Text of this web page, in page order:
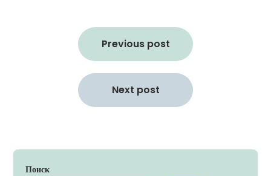
Previous post
Next post
Поиск